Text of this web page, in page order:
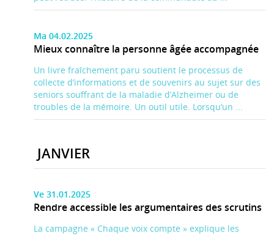
Ma 04.02.2025
Mieux connaître la personne âgée accompagnée
Un livre fraîchement paru soutient le processus de
collecte d’informations et de souvenirs au sujet sur des
seniors souffrant de la maladie d’Alzheimer ou de
troubles de la mémoire. Un outil utile. Lorsqu’un ...
JANVIER
Ve 31.01.2025
Rendre accessible les argumentaires des scrutins
La campagne « Chaque voix compte » explique les